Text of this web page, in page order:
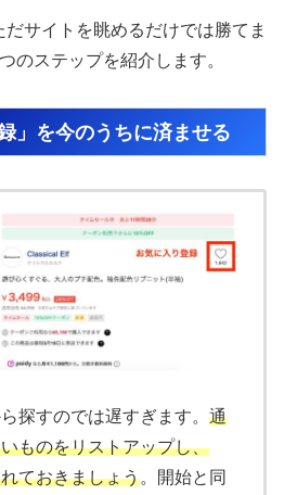
サイトを眺めるだけでは勝てま
のステップを紹介します。
」を今のうちに済ませる
探すのでは遅すぎます。 通
ものをリストアップし、
ておきましょう。開始と同